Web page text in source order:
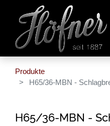
Produkte
H65/36-MBN -
H65/36-MBN -